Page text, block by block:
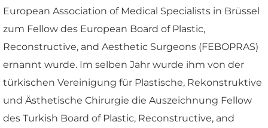
European Association of Medical Specialists in Brüssel
zum Fellow des European Board of Plastic,
Reconstructive, and Aesthetic Surgeons (FEBOPRAS)
ernannt wurde. Im selben Jahr wurde ihm von der
türkischen Vereinigung für Plastische, Rekonstruktive
und Ästhetische Chirurgie die Auszeichnung Fellow
des Turkish Board of Plastic, Reconstructive, and